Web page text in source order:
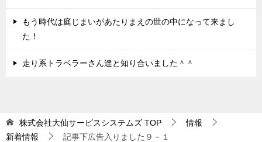
もう時代は庭じまいがあたりまえの世の中になって来まし
た！
走り系トラベラーさん達と知り合いました＾＾
株式会社大仙サービスシステムズ TOP
情報
新着情報
記事下広告入りました９－１